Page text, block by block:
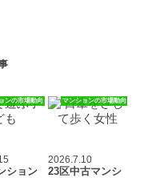
ンの市場動向
ション
マンションの市場動向
2026.7.10
23区中古マンシ